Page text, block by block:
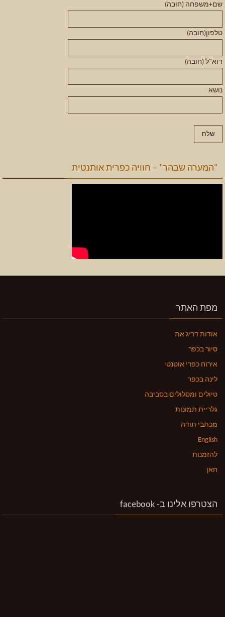
שם+משפחה (חובה)
טלפון(חובה)
דוא"ל (חובה)
נושא
"המערה שבהר" – חוויה כפרית אותנטית
מפת האתר
אודות דריג'את
סיור בכפר
אירוח כפרי אוטנטי
לינה בכפר
טיולים ומסלולים בסביבה
גלריית תמונות
מכתבי תודה
English
להזמנות
חאן
הצטרפו אלינו ב- facebook